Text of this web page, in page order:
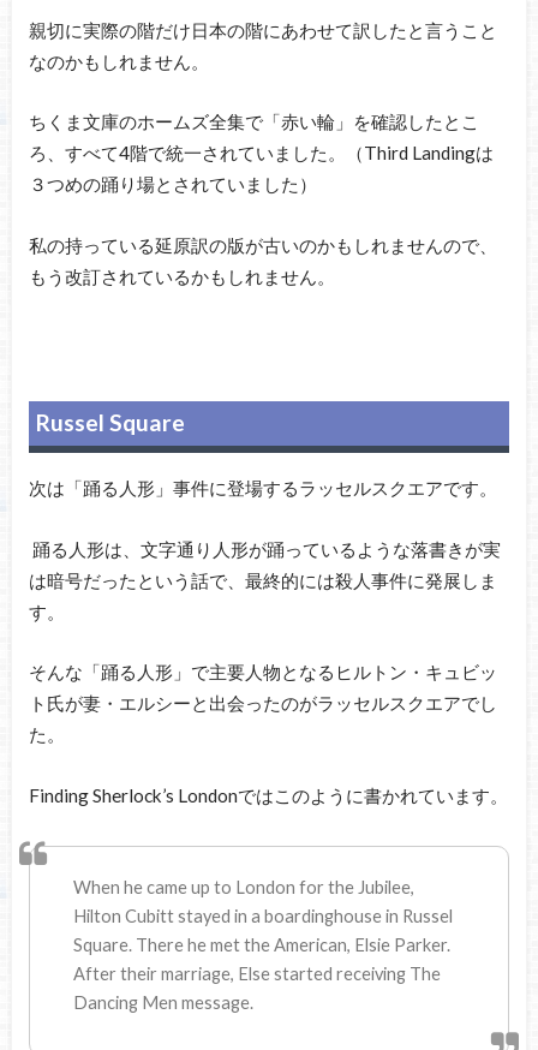
親切に実際の階だけ日本の階にあわせて訳したと言うこと
なのかもしれません。
ちくま文庫のホームズ全集で「赤い輪」を確認したとこ
ろ、すべて4階で統一されていました。（Third Landingは
３つめの踊り場とされていました）
私の持っている延原訳の版が古いのかもしれませんので、
もう改訂されているかもしれません。
Russel Square
次は「踊る人形」事件に登場するラッセルスクエアです。
踊る人形は、文字通り人形が踊っているような落書きが実
は暗号だったという話で、最終的には殺人事件に発展しま
す。
そんな「踊る人形」で主要人物となるヒルトン・キュビッ
ト氏が妻・エルシーと出会ったのがラッセルスクエアでし
た。
Finding Sherlock’s Londonではこのように書かれています。
When he came up to London for the Jubilee,
Hilton Cubitt stayed in a boardinghouse in Russel
Square. There he met the American, Elsie Parker.
After their marriage, Else started receiving The
Dancing Men message.